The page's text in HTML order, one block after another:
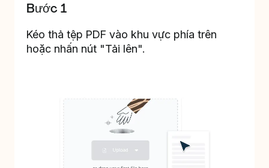
Bước 1
Kéo thả tệp PDF vào khu vực phía trên
hoặc nhấn nút "Tải lên".